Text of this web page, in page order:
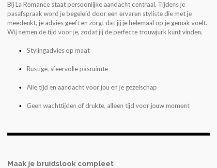
Bij La Romance staat persoonlijke aandacht centraal. Tijdens je
pasafspraak word je begeleid door een ervaren styliste die met je
meedenkt, je advies geeft en zorgt dat jij je helemaal op je gemak voelt.
Wij nemen de tijd voor je, zodat jij de perfecte trouwjurk kunt vinden.
Stylingadvies op maat
Rustige, sfeervolle pasruimte
Alle tijd en aandacht voor jou en je gezelschap
Geen wachttijden of drukte, alleen tijd voor jouw moment
Maak je bruidslook compleet